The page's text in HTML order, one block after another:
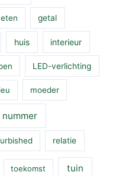
eten getal
huis interieur
LED-verlichting
moeder
nummer
relatie
toekomst tuin